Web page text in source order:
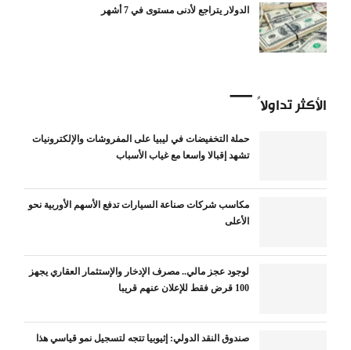
الدولار يتراجع لأدنى مستوى في 7 أشهر
الأكثر تداولاً
حملة التخفيضات في ليبيا على المفروشات والإلكترونيات
تشهد إقبالا واسعا مع غياب الأسباب
مكاسب شركات صناعة السيارات تدفع الأسهم الأوربية نحو
الأعلى
لوجود عجز مالي.. مصرف الإدخار والإستثمار العقاري يجهز
100 قرض فقط للإعلان عنهم قريبا
صندوق النقد الدولي: إثيوبيا تتجه لتسجيل نمو قياسي هذا